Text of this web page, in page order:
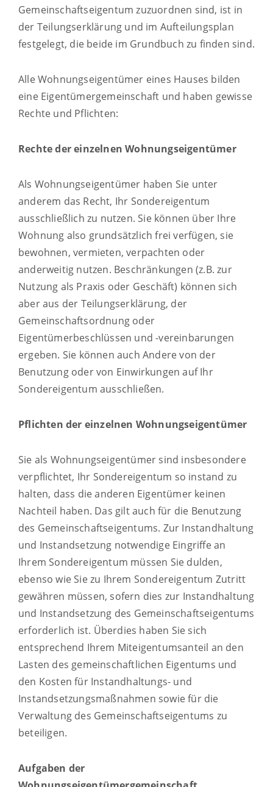
Gemeinschaftseigentum zuzuordnen sind, ist in
der Teilungserklärung und im Aufteilungsplan
festgelegt, die beide im Grundbuch zu finden sind.
Alle Wohnungseigentümer eines Hauses bilden
eine Eigentümergemeinschaft und haben gewisse
Rechte und Pflichten:
Rechte der einzelnen Wohnungseigentümer
Als Wohnungseigentümer haben Sie unter
anderem das Recht, Ihr Sondereigentum
ausschließlich zu nutzen. Sie können über Ihre
Wohnung also grundsätzlich frei verfügen, sie
bewohnen, vermieten, verpachten oder
anderweitig nutzen. Beschränkungen (z.B. zur
Nutzung als Praxis oder Geschäft) können sich
aber aus der Teilungserklärung, der
Gemeinschaftsordnung oder
Eigentümerbeschlüssen und -vereinbarungen
ergeben. Sie können auch Andere von der
Benutzung oder von Einwirkungen auf Ihr
Sondereigentum ausschließen.
Pflichten der einzelnen Wohnungseigentümer
Sie als Wohnungseigentümer sind insbesondere
verpflichtet, Ihr Sondereigentum so instand zu
halten, dass die anderen Eigentümer keinen
Nachteil haben. Das gilt auch für die Benutzung
des Gemeinschaftseigentums. Zur Instandhaltung
und Instandsetzung notwendige Eingriffe an
Ihrem Sondereigentum müssen Sie dulden,
ebenso wie Sie zu Ihrem Sondereigentum Zutritt
gewähren müssen, sofern dies zur Instandhaltung
und Instandsetzung des Gemeinschaftseigentums
erforderlich ist. Überdies haben Sie sich
entsprechend Ihrem Miteigentumsanteil an den
Lasten des gemeinschaftlichen Eigentums und
den Kosten für Instandhaltungs- und
Instandsetzungsmaßnahmen sowie für die
Verwaltung des Gemeinschaftseigentums zu
beteiligen.
Aufgaben der